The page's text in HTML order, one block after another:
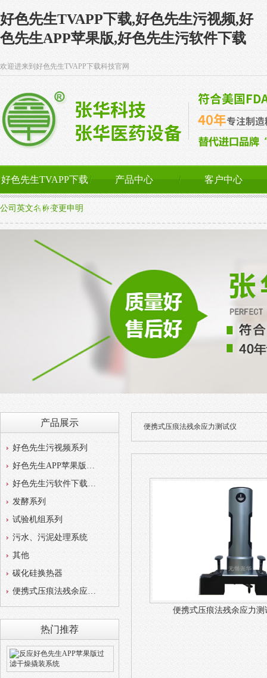
好色先生TVAPP下载,好色先生污视频,好
色先生APP苹果版,好色先生污软件下载
欢迎进来到好色先生TVAPP下载科技官网
好色先生TVAPP下载
首页
产品中心 客户中心
公司英文名称变更申明
产品展示
好色先生污视频系列
好色先生APP苹果版系列
好色先生污软件下载系列
发酵系列
试验机组系列
污水、污泥处理系统
其他
碳化硅换热器
便携式压痕法残余应力测试仪
热门推荐
便携式压痕法残余应力测试仪
便携式压痕法残余应力测